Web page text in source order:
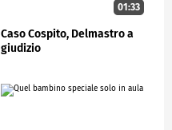
01:33
Caso Cospito, Delmastro a
giudizio